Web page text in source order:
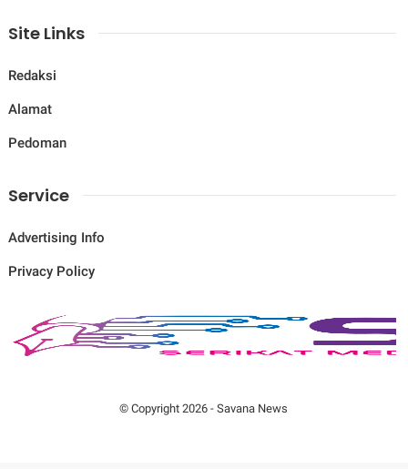
Site Links
Redaksi
Alamat
Pedoman
Service
Advertising Info
Privacy Policy
© Copyright2026 -Savana News